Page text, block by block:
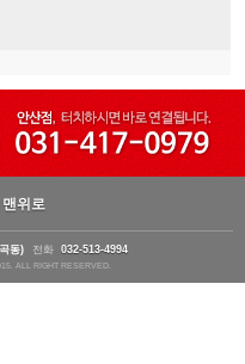
맨위로
동) 전화 032-513-4994
ALL RIGHT RESERVED.